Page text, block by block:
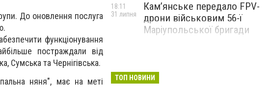
До оновлення послуга
функціонування
постраждали від
Сумська та Чернігівська.
няня", має на меті
Кам’янське передало FPV-
дрони військовим 56-ї
Маріупольської бригади
18:11
31 липня
ТОП НОВИНИ